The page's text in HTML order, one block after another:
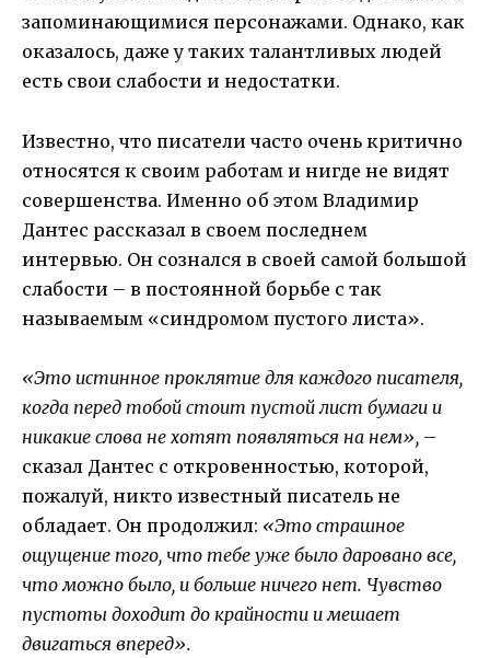
запоминающимися персонажами. Однако, как
оказалось, даже у таких талантливых людей
есть свои слабости и недостатки.
Известно, что писатели часто очень критично
относятся к своим работам и нигде не видят
совершенства. Именно об этом Владимир
Дантес рассказал в своем последнем
интервью. Он сознался в своей самой большой
слабости – в постоянной борьбе с так
называемым «синдромом пустого листа».
«Это истинное проклятие для каждого писателя,
когда перед тобой стоит пустой лист бумаги и
никакие слова не хотят появляться на нем», –
сказал Дантес с откровенностью, которой,
пожалуй, никто известный писатель не
обладает. Он продолжил: «Это страшное
ощущение того, что тебе уже было даровано все,
что можно было, и больше ничего нет. Чувство
пустоты доходит до крайности и мешает
двигаться вперед».